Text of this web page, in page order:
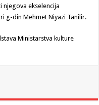
njegova ekselencija
g-din Mehmet Niyazi Tanilir.
Ministarstva kulture